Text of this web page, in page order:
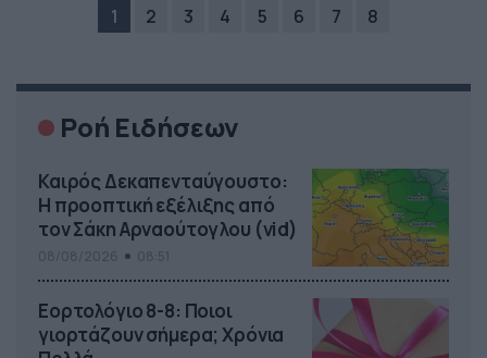
κρυμμένο… μυστικό. Στην τελευταία δημιουργία του, η
1 2 3 4 5 6 7 8
Ροή Ειδήσεων
Καιρός Δεκαπενταύγουστο:
Η προοπτική εξέλιξης από
τον Σάκη Αρναούτογλου (vid)
Εορτολόγιο 8-8: Ποιοι
γιορτάζουν σήμερα; Χρόνια